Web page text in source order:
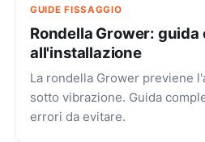
GUIDE FISSAGGIO
Rondella Grower: guida
all'installazione
La rondella Grower previene
sotto vibrazione. Guida
errori da evitare.